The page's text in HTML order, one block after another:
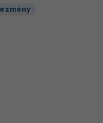
könnyedén